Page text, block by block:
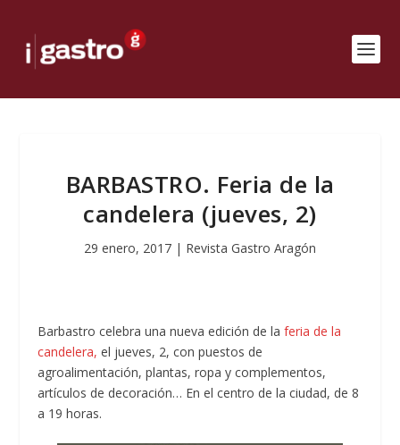
BARBASTRO. Feria de la
candelera (jueves, 2)
29 enero, 2017 | Revista Gastro Aragón
Barbastro celebra una nueva edición de la feria de la
candelera, el jueves, 2, con puestos de
agroalimentación, plantas, ropa y complementos,
artículos de decoración… En el centro de la ciudad, de 8
a 19 horas.